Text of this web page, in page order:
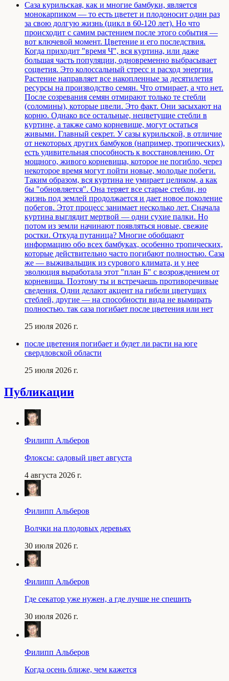
Саза курильская, как и многие бамбуки, является
монокарпиком — то есть цветет и плодоносит один раз
за свою долгую жизнь (цикл в 60-120 лет). Но что
происходит с самим растением после этого события —
вот ключевой момент. Цветение и его последствия.
Когда приходит "время Ч", вся куртина, или даже
большая часть популяции, одновременно выбрасывает
соцветия. Это колоссальный стресс и расход энергии.
Растение направляет все накопленные за десятилетия
ресурсы на производство семян. Что отмирает, а что нет.
После созревания семян отмирают только те стебли
(соломины), которые цвели. Это факт. Они засыхают на
корню. Однако все остальные, нецветущие стебли в
куртине, а также само корневище, могут остаться
живыми. Главный секрет. У сазы курильской, в отличие
от некоторых других бамбуков (например, тропических),
есть удивительная способность к восстановлению. От
мощного, живого корневища, которое не погибло, через
некоторое время могут пойти новые, молодые побеги.
Таким образом, вся куртина не умирает целиком, а как
бы "обновляется". Она теряет все старые стебли, но
жизнь под землей продолжается и дает новое поколение
побегов. Этот процесс занимает несколько лет. Сначала
куртина выглядит мертвой — одни сухие палки. Но
потом из земли начинают появляться новые, свежие
ростки. Откуда путаница? Многие обобщают
информацию обо всех бамбуках, особенно тропических,
которые действительно часто погибают полностью. Саза
же — выживальщик из сурового климата, и у нее
эволюция выработала этот "план Б" с возрождением от
корневища. Поэтому ты и встречаешь противоречивые
сведения. Одни делают акцент на гибели цветущих
стеблей, другие — на способности вида не вымирать
полностью. так саза погибает после цветения или нет
25 июля 2026 г.
после цветения погибает и будет ли расти на юге
свердловской области
25 июля 2026 г.
Публикации
Филипп Альберов
Флоксы: садовый цвет августа
4 августа 2026 г.
Филипп Альберов
Волчки на плодовых деревьях
30 июля 2026 г.
Филипп Альберов
Где секатор уже нужен, а где лучше не спешить
30 июля 2026 г.
Филипп Альберов
Когда осень ближе, чем кажется